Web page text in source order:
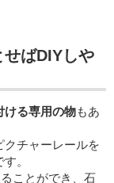
せばDIYしや
ける専用の物もあ
チャーレールを
。
ことができ、石